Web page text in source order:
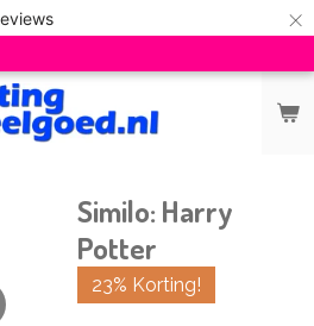
×
Similo: Harry
Potter
23% Korting!